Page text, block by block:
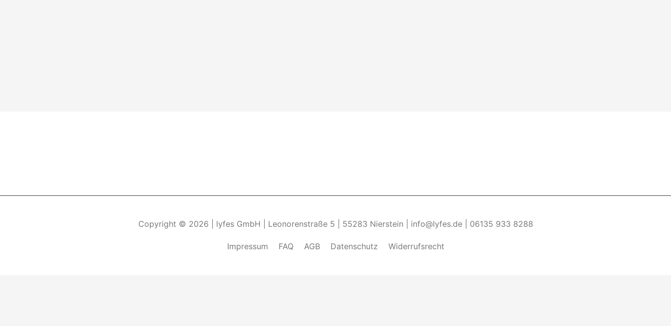
Copyright © 2026 | lyfes GmbH | Leonorenstraße 5 | 55283 Nierstein | info@lyfes.de | 06135 933 8288
Impressum FAQ AGB Datenschutz Widerrufsrecht